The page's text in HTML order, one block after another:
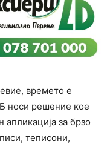
времето е
носи решение кое
апликација за брзо
теписони,